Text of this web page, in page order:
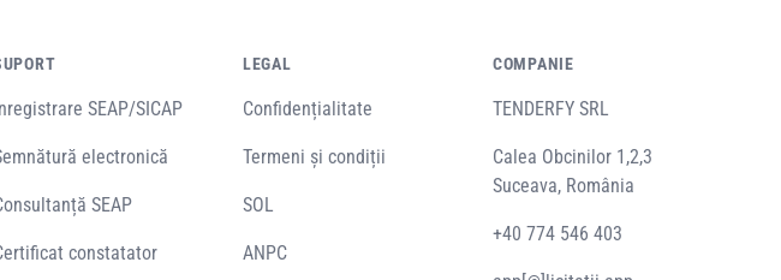
SEAP/SICAP
electronică
SEAP
constatator
LEGAL
Confidențialitate
Termeni și condiții
SOL
ANPC
COMPANIE
TENDERFY SRL
Calea Obcinilor 1,2,3
Suceava, România
+40 774 546 403